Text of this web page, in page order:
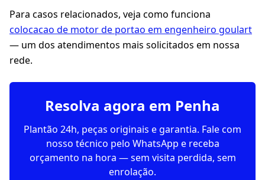
Para casos relacionados, veja como funciona
colocacao de motor de portao em engenheiro goulart
— um dos atendimentos mais solicitados em nossa
rede.
Resolva agora em Penha
Plantão 24h, peças originais e garantia. Fale com
nosso técnico pelo WhatsApp e receba
orçamento na hora — sem visita perdida, sem
enrolação.